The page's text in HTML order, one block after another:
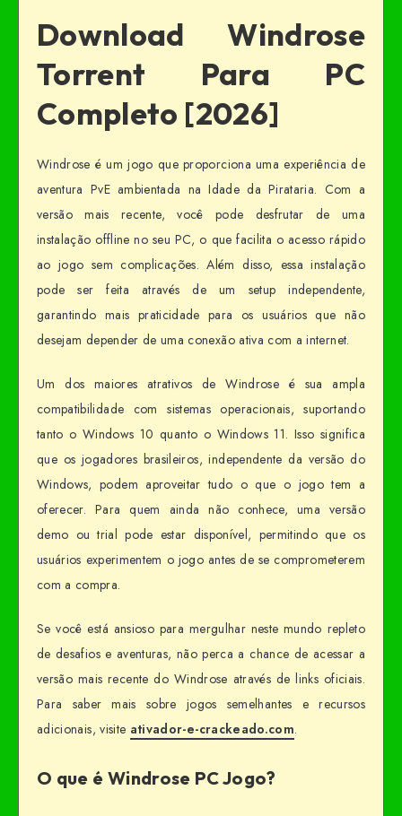
Download Windrose
Torrent Para PC
Completo [2026]
Windrose é um jogo que proporciona uma experiência de
aventura PvE ambientada na Idade da Pirataria. Com a
versão mais recente, você pode desfrutar de uma
instalação offline no seu PC, o que facilita o acesso rápido
ao jogo sem complicações. Além disso, essa instalação
pode ser feita através de um setup independente,
garantindo mais praticidade para os usuários que não
desejam depender de uma conexão ativa com a internet.
Um dos maiores atrativos de Windrose é sua ampla
compatibilidade com sistemas operacionais, suportando
tanto o Windows 10 quanto o Windows 11. Isso significa
que os jogadores brasileiros, independente da versão do
Windows, podem aproveitar tudo o que o jogo tem a
oferecer. Para quem ainda não conhece, uma versão
demo ou trial pode estar disponível, permitindo que os
usuários experimentem o jogo antes de se comprometerem
com a compra.
Se você está ansioso para mergulhar neste mundo repleto
de desafios e aventuras, não perca a chance de acessar a
versão mais recente do Windrose através de links oficiais.
Para saber mais sobre jogos semelhantes e recursos
adicionais, visite ativador-e-crackeado.com.
O que é Windrose PC Jogo?